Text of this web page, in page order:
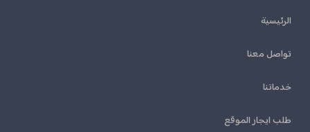
الرئيسية
تواصل معنا
خدماتنا
طلب ايجار الموقع